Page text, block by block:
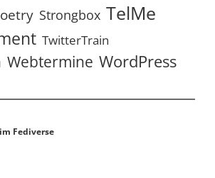
Strongbox TelMe
TwitterTrain
Webtermine WordPress
Fediverse